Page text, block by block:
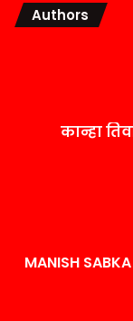
Authors
कान्हा
MANISH